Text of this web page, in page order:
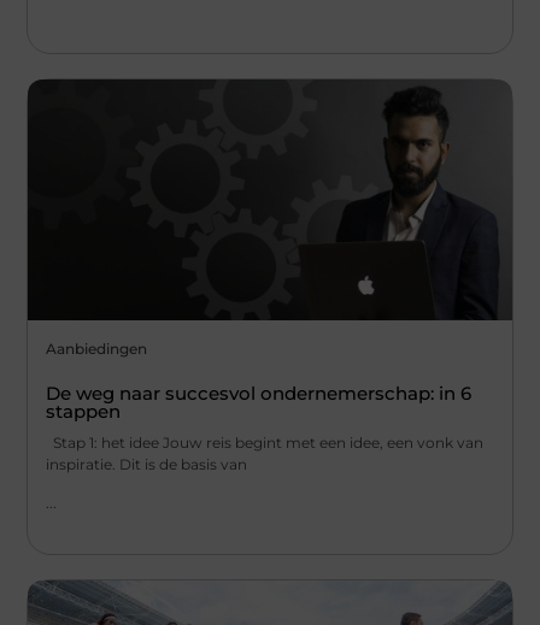
Aanbiedingen
De weg naar succesvol ondernemerschap: in 6
stappen
Stap 1: het idee Jouw reis begint met een idee, een vonk van
inspiratie. Dit is de basis van
...